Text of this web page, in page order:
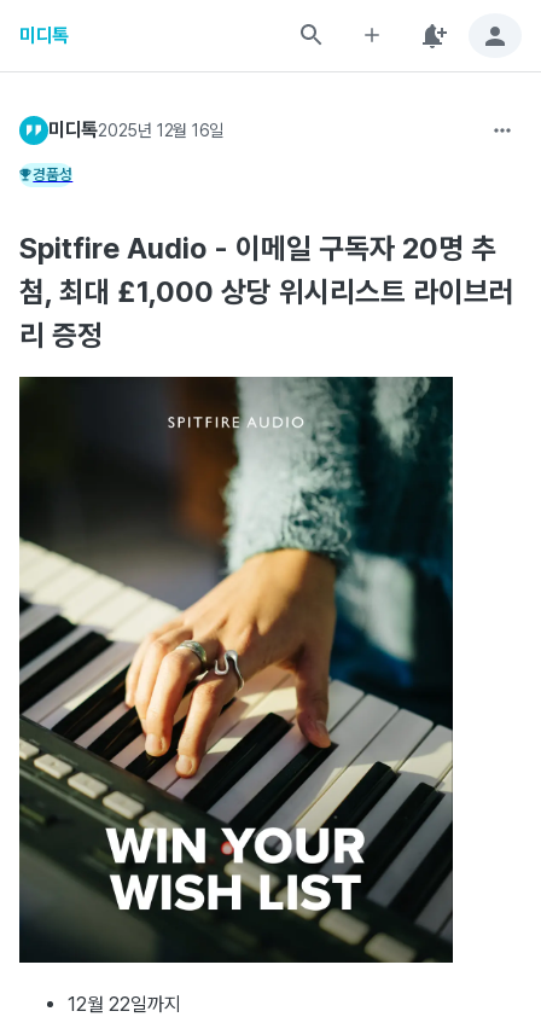
미디톡
미디톡2025년 12월 16일
경품성
Spitfire Audio - 이메일 구독자 20명 추
첨, 최대 £1,000 상당 위시리스트 라이브러
리 증정
12월 22일까지